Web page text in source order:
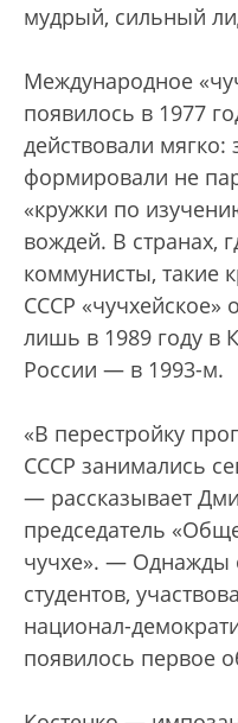
мудрый, сильный
Международное
появилось в 1977
действовали мягко:
формировали не
«кружки по
вождей. В странах,
коммунисты, такие
СССР «чучхейское»
лишь в 1989 году в
России — в 1993-м.
«В перестройку
СССР занимались
— рассказывает
председатель
чучхе». — Однажды
студентов,
национал-
появилось первое